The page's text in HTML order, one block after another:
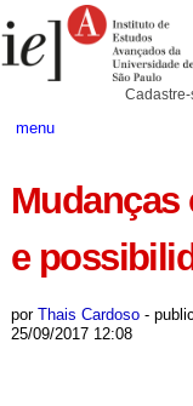
para
conteúdo.
Pessoais
Cadastre-
menu
Mudanças
e
por Thais Cardoso -
25/09/2017 12:08